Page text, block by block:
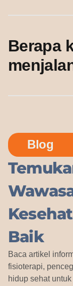
Berapa
Blog
Baik
Baca artikel
fisioterapi,
hidup sehat